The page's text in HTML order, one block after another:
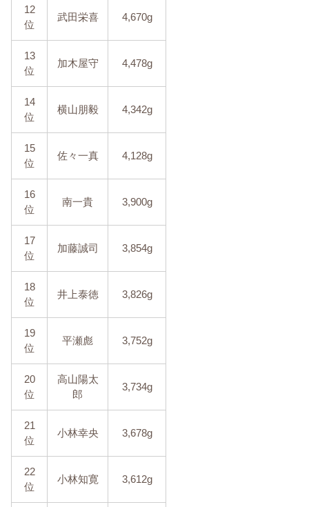
12
位
武田栄喜 4,670g
13
位
加木屋守 4,478g
14
位
横山朋毅 4,342g
15
位
佐々一真 4,128g
16
位
南一貴 3,900g
17
位
加藤誠司 3,854g
18
位
井上泰徳 3,826g
19
位
平瀬彪 3,752g
20
位
高山陽太
郎
3,734g
21
位
小林幸央 3,678g
22
位
小林知寛 3,612g